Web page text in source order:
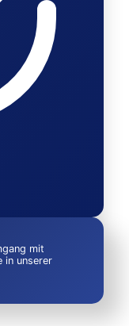
mit
in unserer